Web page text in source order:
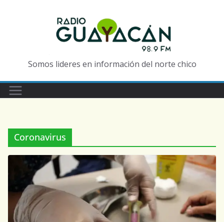
Somos lideres en información del norte chico
Coronavirus